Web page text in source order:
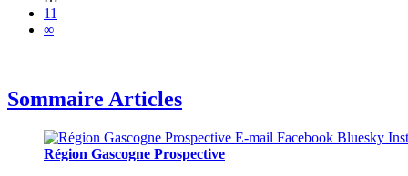
11
∞
Sommaire Articles
Région Gascogne Prospective